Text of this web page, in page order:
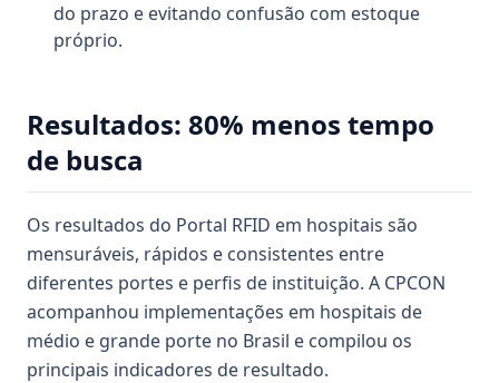
do prazo e evitando confusão com estoque
próprio.
Resultados: 80% menos tempo
de busca
Os resultados do Portal RFID em hospitais são
mensuráveis, rápidos e consistentes entre
diferentes portes e perfis de instituição. A CPCON
acompanhou implementações em hospitais de
médio e grande porte no Brasil e compilou os
principais indicadores de resultado.